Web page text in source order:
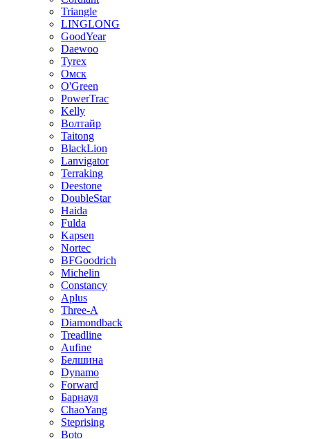
Triangle
LINGLONG
GoodYear
Daewoo
Tyrex
Омск
O'Green
PowerTrac
Kelly
Волтайр
Taitong
BlackLion
Lanvigator
Terraking
Deestone
DoubleStar
Haida
Fulda
Kapsen
Nortec
BFGoodrich
Michelin
Constancy
Aplus
Three-A
Diamondback
Treadline
Aufine
Белшина
Dynamo
Forward
Барнаул
ChaoYang
Steprising
Boto